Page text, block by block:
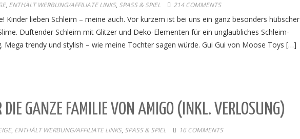
, ENTHÄLT WERBUNG/AFFILIATE LINKS, SPASS & SPIEL 214 COMMENTS
Kinder lieben Schleim – meine auch. Vor kurzem ist bei uns ein ganz besonders hübscher
Duftender Schleim mit Glitzer und Deko-Elementen für ein unglaubliches Schleim-
Mega trendy und stylish – wie meine Tochter sagen würde. Gui Gui von Moose Toys […]
DIE GANZE FAMILIE VON AMIGO (INKL. VERLOSUNG)
, ENTHÄLT WERBUNG/AFFILIATE LINKS, SPASS & SPIEL 16 COMMENTS